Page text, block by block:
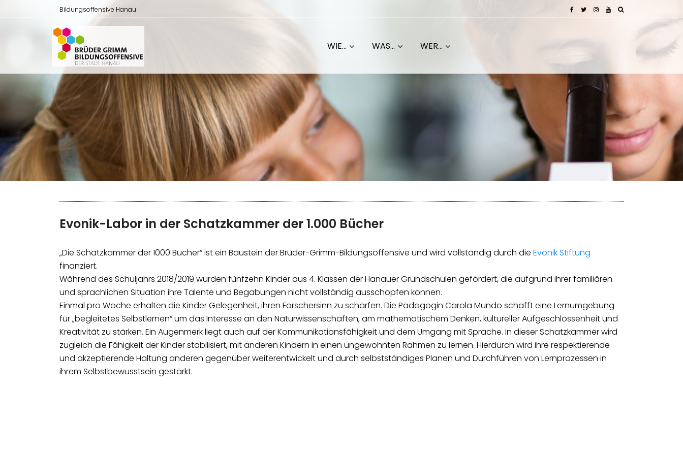
Bildungsoffensive Hanau
WIE... WAS... WER...
Evonik-Labor in der Schatzkammer der 1.000 Bücher
„Die Schatzkammer der 1000 Bücher“ ist ein Baustein der Brüder-Grimm-Bildungsoffensive und wird vollständig durch die Evonik Stiftung
finanziert.
Während des Schuljahrs 2018/2019 wurden fünfzehn Kinder aus 4. Klassen der Hanauer Grundschulen gefördert, die aufgrund ihrer familiären
und sprachlichen Situation ihre Talente und Begabungen nicht vollständig ausschöpfen können.
Einmal pro Woche erhalten die Kinder Gelegenheit, ihren Forschersinn zu schärfen. Die Pädagogin Carola Mundo schafft eine Lernumgebung
für „begleitetes Selbstlernen“ um das Interesse an den Naturwissenschaften, am mathematischem Denken, kultureller Aufgeschlossenheit und
Kreativität zu stärken. Ein Augenmerk liegt auch auf der Kommunikationsfähigkeit und dem Umgang mit Sprache. In dieser Schatzkammer wird
zugleich die Fähigkeit der Kinder stabilisiert, mit anderen Kindern in einen ungewohnten Rahmen zu lernen. Hierdurch wird ihre respektierende
und akzeptierende Haltung anderen gegenüber weiterentwickelt und durch selbstständiges Planen und Durchführen von Lernprozessen in
ihrem Selbstbewusstsein gestärkt.